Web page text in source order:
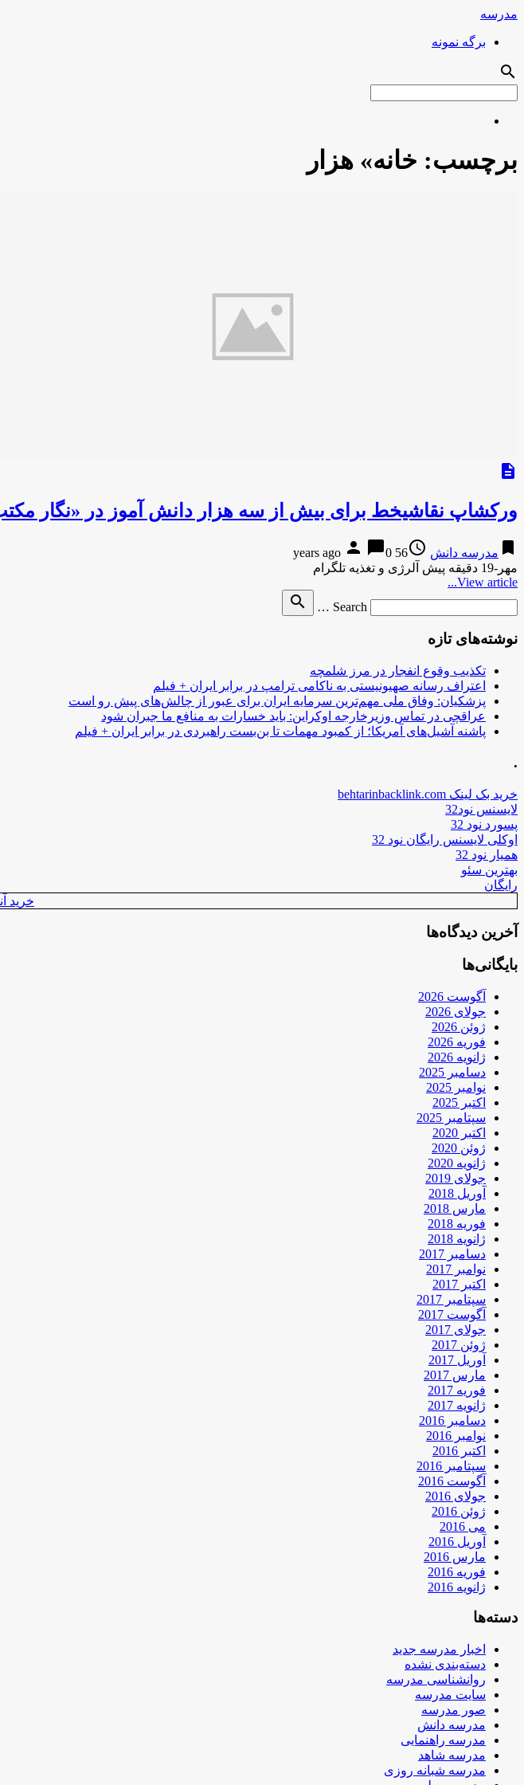
مدرسه
برگه نمونه
search
برچسب: خانه» هزار
description
ورکشاپ نقاشیخط برای بیش از سه هزار دانش آموز در «نگار
bookmark مدرسه دانش access_time
56 years ago
person chat_bubble0
مهر-19 دقیقه پیش آلرژی و تغذیه تلگرام
View article...
Search …
search
نوشته‌های تازه
تکذیب وقوع انفجار در مرز شلمچه
اعتراف رسانه صهیونیستی به ناکامی ترامپ در برابر ایران + فیلم
پزشکیان: وفاق ملی مهم‌ترین سرمایه ایران برای عبور از چالش‌های پیش رو است
عراقچی در تماس وزیرخارجه اوکراین: باید خسارات به منافع ما جبران شود
پاشنه آشیل‌های آمریکا؛ از کمبود مهمات تا بن‌بست راهبردی در برابر ایران + فیلم
.
خرید بک لینک behtarinbacklink.com
لایسنس نود32
پسورد نود 32
اوکلی لایسنس رایگان نود 32
همیار نود 32
بهترین سئو
رایگان
خرید
آخرین دیدگاه‌ها
بایگانی‌ها
آگوست 2026
جولای 2026
ژوئن 2026
فوریه 2026
ژانویه 2026
دسامبر 2025
نوامبر 2025
اکتبر 2025
سپتامبر 2025
اکتبر 2020
ژوئن 2020
ژانویه 2020
جولای 2019
آوریل 2018
مارس 2018
فوریه 2018
ژانویه 2018
دسامبر 2017
نوامبر 2017
اکتبر 2017
سپتامبر 2017
آگوست 2017
جولای 2017
ژوئن 2017
آوریل 2017
مارس 2017
فوریه 2017
ژانویه 2017
دسامبر 2016
نوامبر 2016
اکتبر 2016
سپتامبر 2016
آگوست 2016
جولای 2016
ژوئن 2016
می 2016
آوریل 2016
مارس 2016
فوریه 2016
ژانویه 2016
دسته‌ها
اخبار مدرسه جدید
دسته‌بندی نشده
روانشناسی مدرسه
سایت مدرسه
صور مدرسه
مدرسه دانش
مدرسه راهنمایی
مدرسه شاهد
مدرسه شبانه روزی